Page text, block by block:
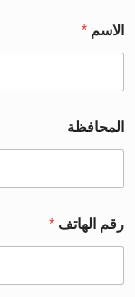
الاسم *
المحافظة
رقم الهاتف *